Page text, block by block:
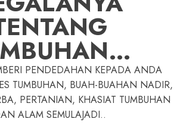
PENDEDAHAN KEPADA ANDA
TUMBUHAN, BUAH-BUAHAN NADIR,
PERTANIAN, KHASIAT TUMBUHAN
ALAM SEMULAJADI..